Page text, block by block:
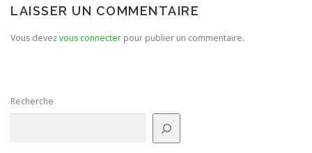
LAISSER UN COMMENTAIRE
Vous devezvous connecter pour publier un commentaire.
Recherche